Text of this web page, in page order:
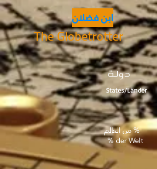
States/Länder
% der Welt
% من العالم
دولة
The Globetrotter
ابن فضلان